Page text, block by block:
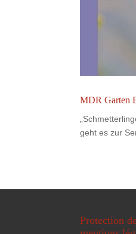
MDR Garten
geht es zur
Protection